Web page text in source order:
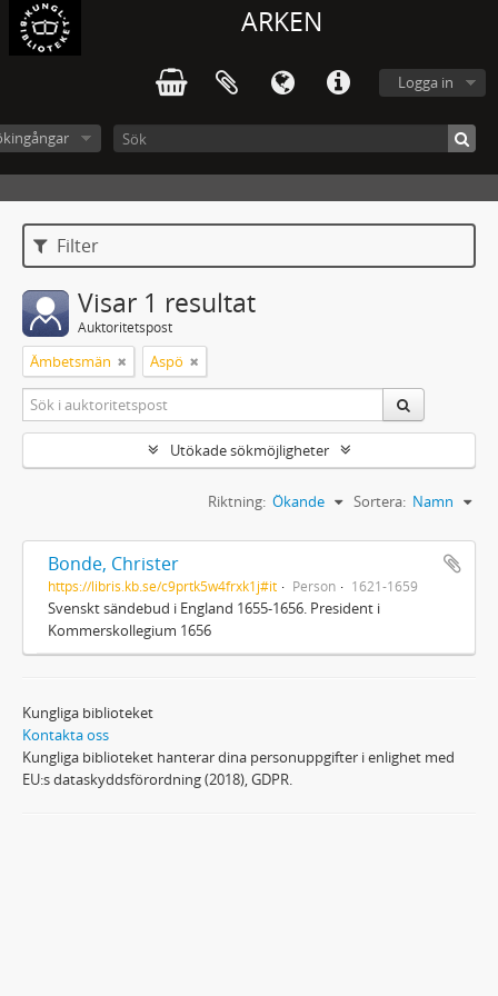
ARKEN
Logga in
Filter
Visar 1 resultat
Auktoritetspost
Ämbetsmän Aspö
Utökade sökmöjligheter
Sortera: Namn
Riktning: Ökande
Bonde, Christer
https://libris.kb.se/c9prtk5w4frxk1j#it Person 1621-1659
Svenskt sändebud i England 1655-1656. President i
Kommerskollegium 1656
Kungliga biblioteket
Kontakta oss
Kungliga biblioteket hanterar dina personuppgifter i enlighet med
EU:s dataskyddsförordning (2018), GDPR.